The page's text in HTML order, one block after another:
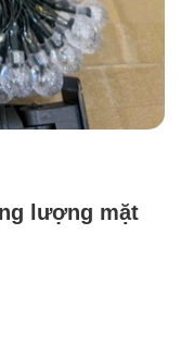
lượng mặt